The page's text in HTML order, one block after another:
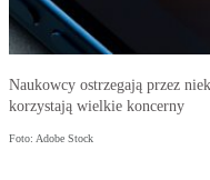
Naukowcy ostrzegają przez
korzystają wielkie koncerny
Foto: Adobe Stock